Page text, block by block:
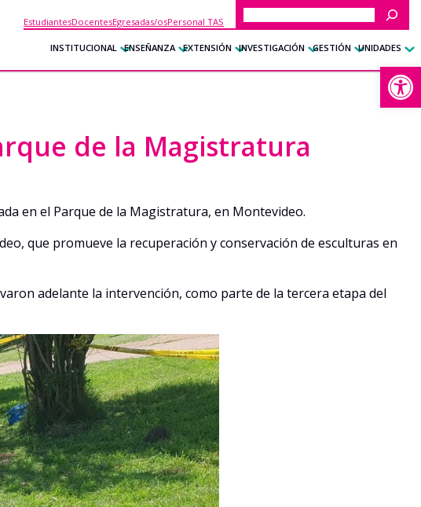
EstudiantesDocentesEgresadas/osPersonal TAS
Buscar
INSTITUCIONAL ENSEÑANZA EXTENSIÓN INVESTIGACIÓN GESTIÓN UNIDADES
de la Magistratura
en el Parque de la Magistratura, en Montevideo.
que promueve la recuperación y conservación de esculturas en
adelante la intervención, como parte de la tercera etapa del